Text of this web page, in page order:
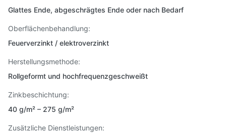
Glattes Ende, abgeschrägtes Ende oder nach Bedarf
Oberflächenbehandlung:
Feuerverzinkt / elektroverzinkt
Herstellungsmethode:
Rollgeformt und hochfrequenzgeschweißt
Zinkbeschichtung:
40 g/m² – 275 g/m²
Zusätzliche Dienstleistungen: